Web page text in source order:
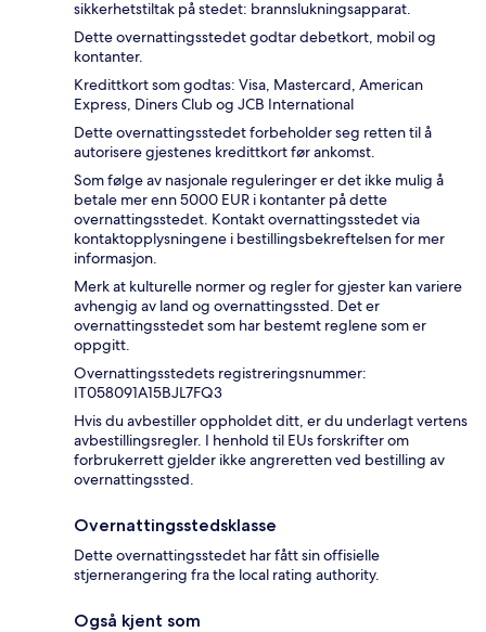
sikkerhetstiltak på stedet: brannslukningsapparat.
Dette overnattingsstedet godtar debetkort, mobil og
kontanter.
Kredittkort som godtas: Visa, Mastercard, American
Express, Diners Club og JCB International
Dette overnattingsstedet forbeholder seg retten til å
autorisere gjestenes kredittkort før ankomst.
Som følge av nasjonale reguleringer er det ikke mulig å
betale mer enn 5000 EUR i kontanter på dette
overnattingsstedet. Kontakt overnattingsstedet via
kontaktopplysningene i bestillingsbekreftelsen for mer
informasjon.
Merk at kulturelle normer og regler for gjester kan variere
avhengig av land og overnattingssted. Det er
overnattingsstedet som har bestemt reglene som er
oppgitt.
Overnattingsstedets registreringsnummer:
IT058091A15BJL7FQ3
Hvis du avbestiller oppholdet ditt, er du underlagt vertens
avbestillingsregler. I henhold til EUs forskrifter om
forbrukerrett gjelder ikke angreretten ved bestilling av
overnattingssted.
Overnattingsstedsklasse
Dette overnattingsstedet har fått sin offisielle
stjernerangering fra the local rating authority.
Også kjent som